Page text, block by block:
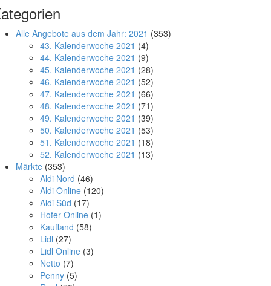
Alle Angebote aus dem Jahr: 2021 (353)
43. Kalenderwoche 2021 (4)
44. Kalenderwoche 2021 (9)
45. Kalenderwoche 2021 (28)
46. Kalenderwoche 2021 (52)
47. Kalenderwoche 2021 (66)
48. Kalenderwoche 2021 (71)
49. Kalenderwoche 2021 (39)
50. Kalenderwoche 2021 (53)
51. Kalenderwoche 2021 (18)
52. Kalenderwoche 2021 (13)
Märkte (353)
Aldi Nord (46)
Aldi Online (120)
Aldi Süd (17)
Hofer Online (1)
Kaufland (58)
Lidl (27)
Lidl Online (3)
Netto (7)
Penny (5)